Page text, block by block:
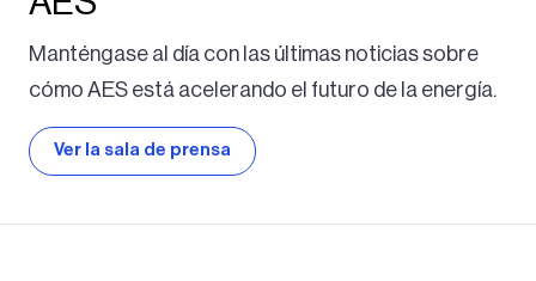
Manténgase al día con las últimas noticias sobre
cómo AES está acelerando el futuro de la energía.
Ver la sala de prensa